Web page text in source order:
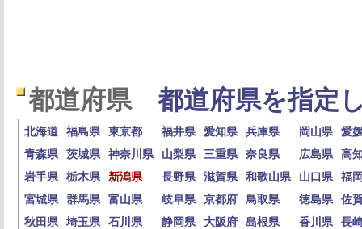
都道府県 都道府県を指定
北海道 福島県 東京都 福井県 愛知県 兵庫県 岡山県
愛
青森県
茨城県 神奈川県 山梨県 三重県 奈良県 広島県
高
岩手県
栃木県 新潟県 長野県 滋賀県 和歌山県 山口県
福
宮城県
群馬県 富山県 岐阜県 京都府 鳥取県 徳島県
佐
秋田県
埼玉県 石川県 静岡県 大阪府 島根県 香川県
長